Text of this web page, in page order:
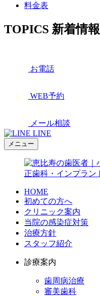
料金表
TOPICS 新着情報
お電話
WEB予約
メール相談
LINE
メニュー
HOME
初めての方へ
クリニック案内
当院の感染症対策
治療方針
スタッフ紹介
診療案内
歯周病治療
審美歯科